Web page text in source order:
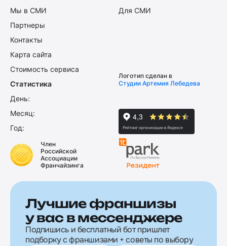
Мы в СМИ
Партнеры
Контакты
Карта сайта
Стоимость сервиса
Для СМИ
Статистика
День:
Месяц:
Год:
Логотип сделан в
Студии Артемия Лебедева
Член
Российской
Ассоциации
Франчайзинга
Лучшие франшизы
у вас в мессенджере
Подпишись и бесплатный бот пришлет
подборку с франшизами + советы по выбору